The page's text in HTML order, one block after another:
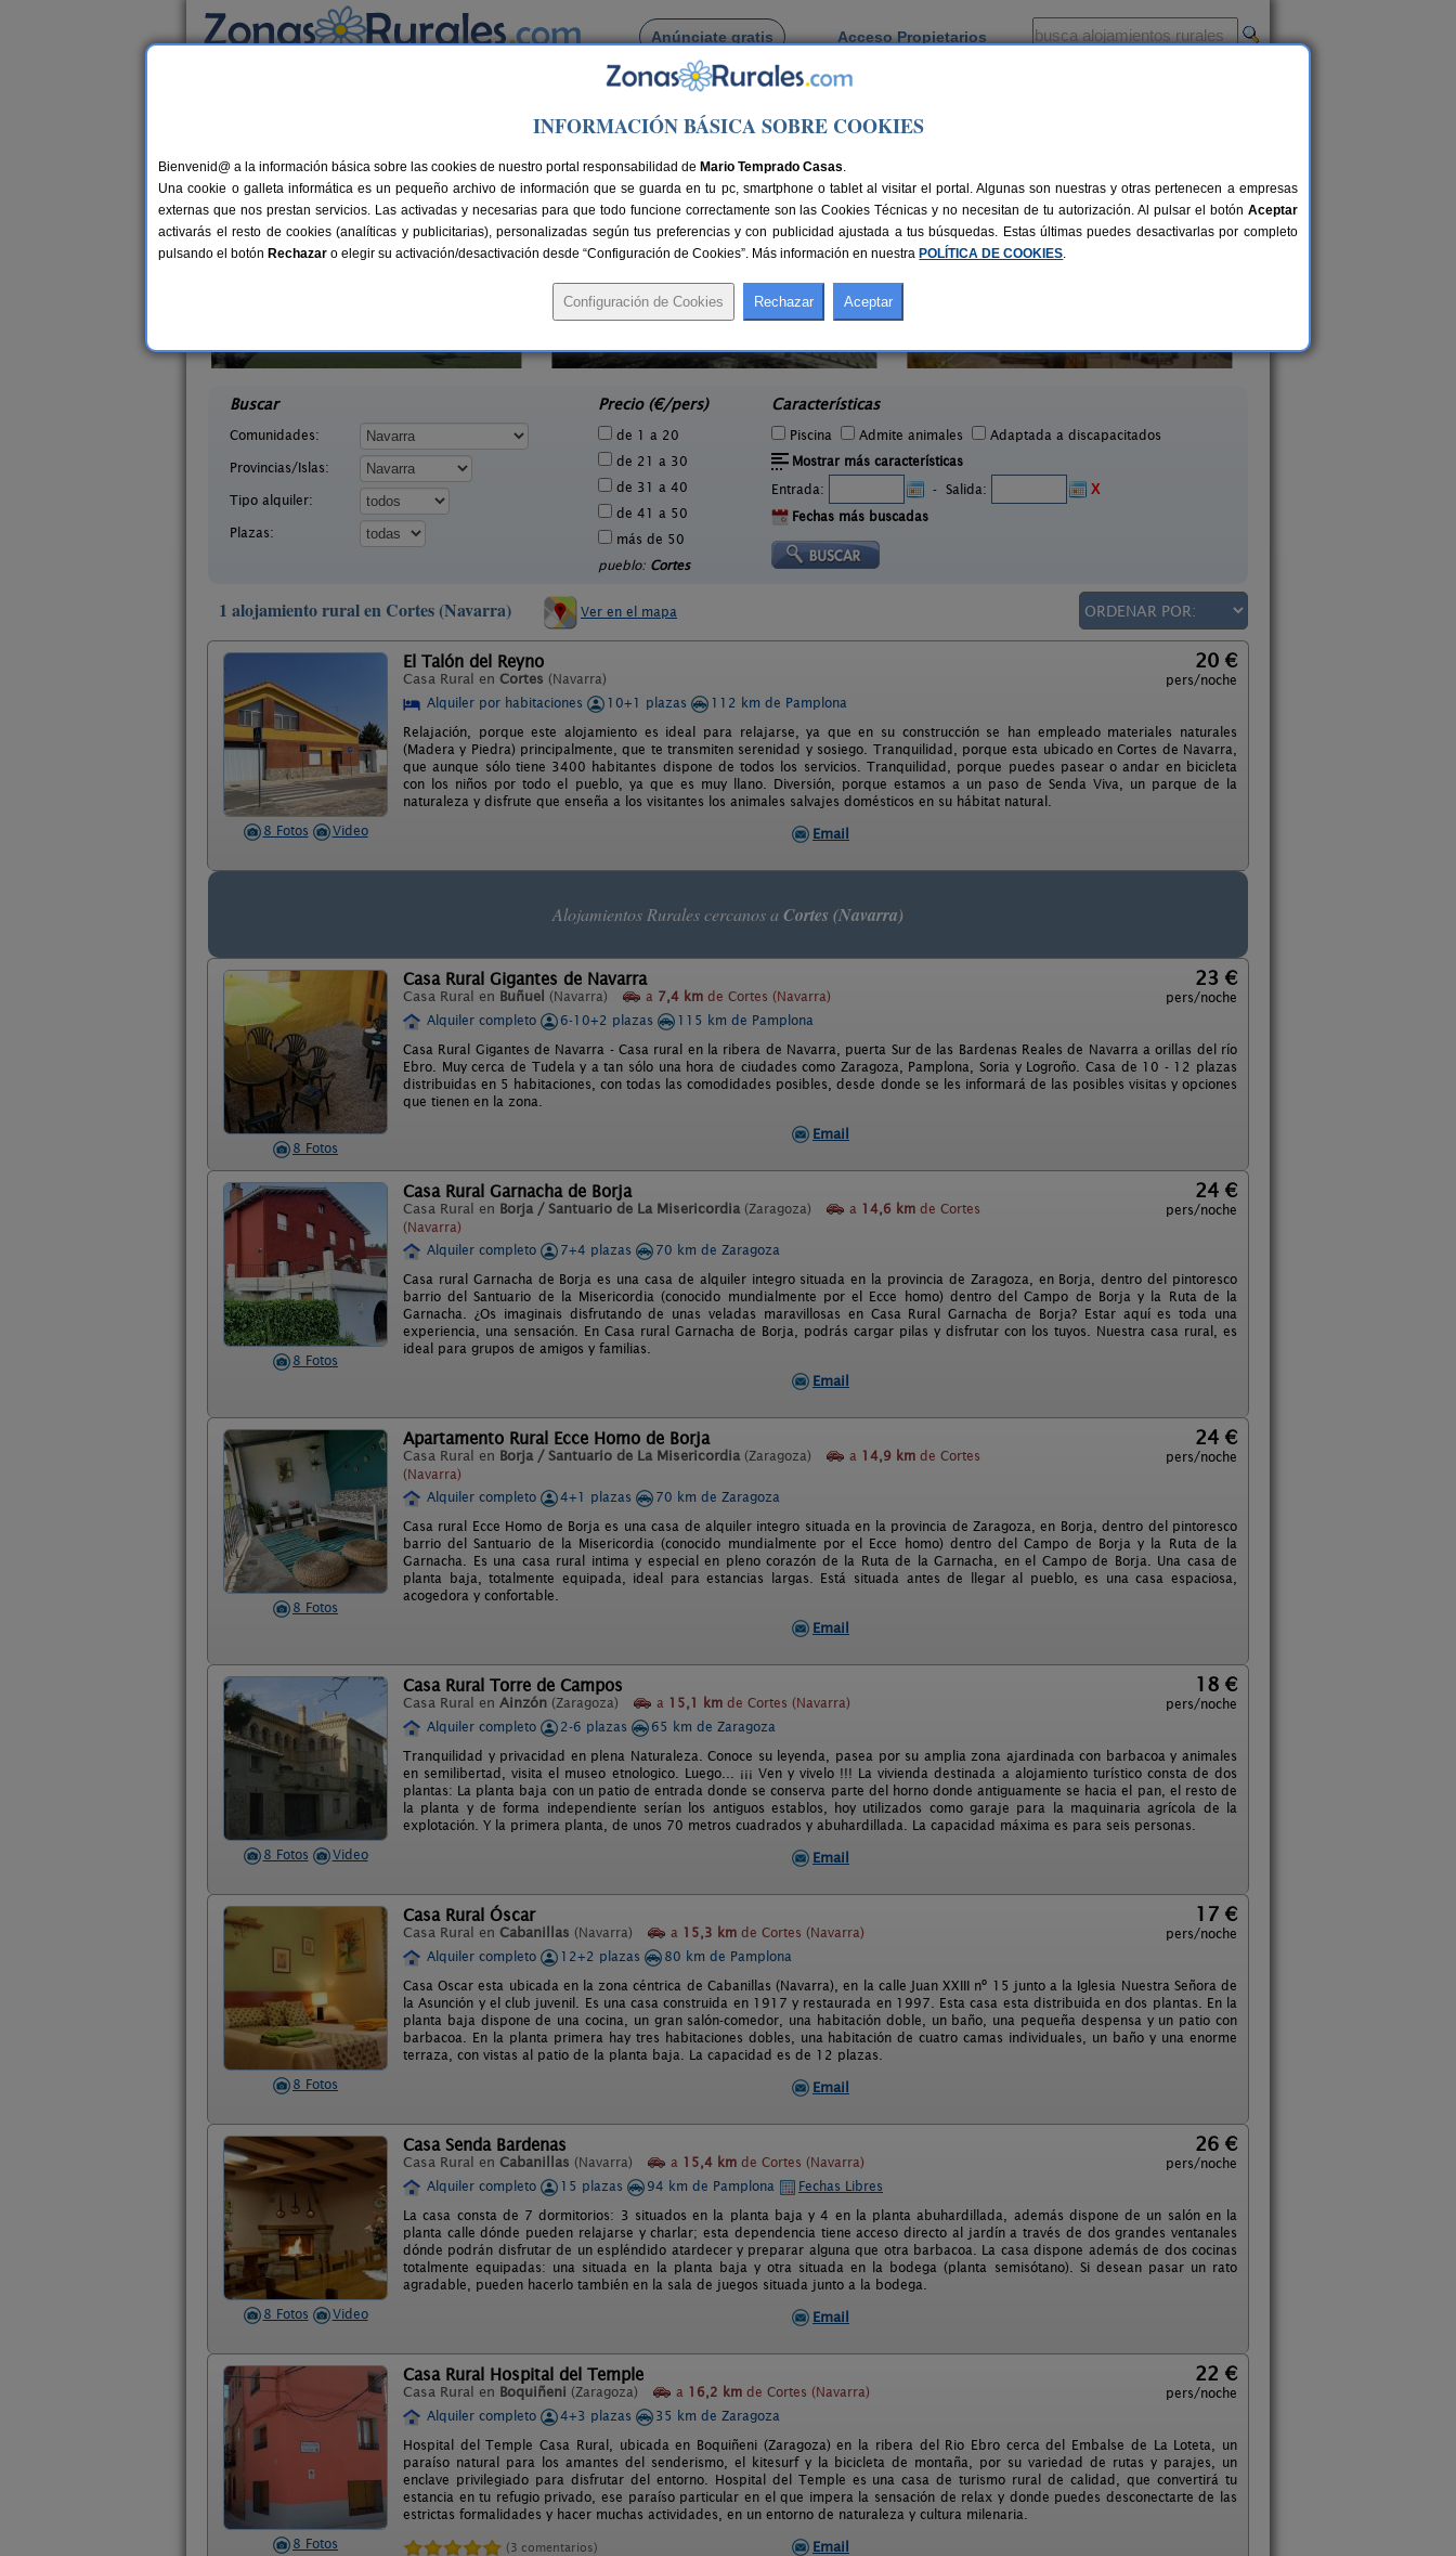
Anúnciate gratis Acceso Propietarios
Busca por pueblo
Casas Rurales en Cortes
36 €
Casa Rural Haitzetxea
Buscar
Comunidades:
Provincias/Islas:
Tipo alquiler:
Plazas:
Precio (€/pers)
de 1 a 20
de 21 a 30
de 31 a 40
de 41 a 50
más de 50
pueblo: Cortes
Características
Piscina Admite animales
Adaptada a discapacitados
Mostrar más características
Entrada:
- Salida:
X
Fechas más buscadas
1 alojamiento rural en Cortes (Navarra) Ver en el mapa
8 Fotos Video
El Talón del Reyno
Casa Rural en Cortes (Navarra)
20 €
pers/noche
Alquiler por habitaciones
10+1 plazas
112 km de Pamplona
Relajación, porque este alojamiento es ideal para relajarse, ya que en su construcción se han empleado materiales naturales
(Madera y Piedra) principalmente, que te transmiten serenidad y sosiego. Tranquilidad, porque esta ubicado en Cortes de Navarra,
que aunque sólo tiene 3400 habitantes dispone de todos los servicios. Tranquilidad, porque puedes pasear o andar en bicicleta
con los niños por todo el pueblo, ya que es muy llano. Diversión, porque estamos a un paso de Senda Viva, un parque de la
naturaleza y disfrute que enseña a los visitantes los animales salvajes domésticos en su hábitat natural.
Email
Alojamientos Rurales cercanos a Cortes (Navarra)
8 Fotos
Casa Rural Gigantes de Navarra
Casa Rural en Buñuel (Navarra) a 7,4 km de Cortes (Navarra)
23 €
pers/noche
Alquiler completo
6-10+2 plazas
115 km de Pamplona
Casa Rural Gigantes de Navarra - Casa rural en la ribera de Navarra, puerta Sur de las Bardenas Reales de Navarra a orillas del río
Ebro. Muy cerca de Tudela y a tan sólo una hora de ciudades como Zaragoza, Pamplona, Soria y Logroño. Casa de 10 - 12 plazas
distribuidas en 5 habitaciones, con todas las comodidades posibles, desde donde se les informará de las posibles visitas y opciones
que tienen en la zona.
Email
8 Fotos
Casa Rural Garnacha de Borja
Casa Rural en Borja / Santuario de La Misericordia (Zaragoza) a 14,6 km de Cortes
(Navarra)
24 €
pers/noche
Alquiler completo 7+4 plazas
70 km de Zaragoza
Casa rural Garnacha de Borja es una casa de alquiler integro situada en la provincia de Zaragoza, en Borja, dentro del pintoresco
barrio del Santuario de la Misericordia (conocido mundialmente por el Ecce homo) dentro del Campo de Borja y la Ruta de la
Garnacha. ¿Os imaginais disfrutando de unas veladas maravillosas en Casa Rural Garnacha de Borja? Estar aquí es toda una
experiencia, una sensación. En Casa rural Garnacha de Borja, podrás cargar pilas y disfrutar con los tuyos. Nuestra casa rural, es
ideal para grupos de amigos y familias.
Email
8 Fotos
Apartamento Rural Ecce Homo de Borja
Casa Rural en Borja / Santuario de La Misericordia (Zaragoza) a 14,9 km de Cortes
(Navarra)
24 €
pers/noche
Alquiler completo 4+1 plazas
70 km de Zaragoza
Casa rural Ecce Homo de Borja es una casa de alquiler integro situada en la provincia de Zaragoza, en Borja, dentro del pintoresco
barrio del Santuario de la Misericordia (conocido mundialmente por el Ecce homo) dentro del Campo de Borja y la Ruta de la
Garnacha. Es una casa rural intima y especial en pleno corazón de la Ruta de la Garnacha, en el Campo de Borja. Una casa de
planta baja, totalmente equipada, ideal para estancias largas. Está situada antes de llegar al pueblo, es una casa espaciosa,
acogedora y confortable.
Email
8 Fotos Video
Casa Rural Torre de Campos
Casa Rural en Ainzón (Zaragoza) a 15,1 km de Cortes (Navarra)
18 €
pers/noche
Alquiler completo
2-6 plazas
65 km de Zaragoza
Tranquilidad y privacidad en plena Naturaleza. Conoce su leyenda, pasea por su amplia zona ajardinada con barbacoa y animales
en semilibertad, visita el museo etnologico. Luego... ¡¡¡ Ven y vivelo !!! La vivienda destinada a alojamiento turístico consta de dos
plantas: La planta baja con un patio de entrada donde se conserva parte del horno donde antiguamente se hacia el pan, el resto de
la planta y de forma independiente serían los antiguos establos, hoy utilizados como garaje para la maquinaria agrícola de la
explotación. Y la primera planta, de unos 70 metros cuadrados y abuhardillada. La capacidad máxima es para seis personas.
Email
8 Fotos
Casa Rural Óscar
Casa Rural en Cabanillas (Navarra) a 15,3 km de Cortes (Navarra)
17 €
pers/noche
Alquiler completo
12+2 plazas
80 km de Pamplona
Casa Oscar esta ubicada en la zona céntrica de Cabanillas (Navarra), en la calle Juan XXIII nº 15 junto a la Iglesia Nuestra Señora de
la Asunción y el club juvenil. Es una casa construida en 1917 y restaurada en 1997. Esta casa esta distribuida en dos plantas. En la
planta baja dispone de una cocina, un gran salón-comedor, una habitación doble, un baño, una pequeña despensa y un patio con
barbacoa. En la planta primera hay tres habitaciones dobles, una habitación de cuatro camas individuales, un baño y una enorme
terraza, con vistas al patio de la planta baja. La capacidad es de 12 plazas.
Email
8 Fotos Video
Casa Senda Bardenas
Casa Rural en Cabanillas (Navarra) a 15,4 km de Cortes (Navarra)
26 €
pers/noche
Alquiler completo
15 plazas 94 km de Pamplona
Fechas Libres
La casa consta de 7 dormitorios: 3 situados en la planta baja y 4 en la planta abuhardillada, además dispone de un salón en la
planta calle dónde pueden relajarse y charlar; esta dependencia tiene acceso directo al jardín a través de dos grandes ventanales
dónde podrán disfrutar de un espléndido atardecer y preparar alguna que otra barbacoa. La casa dispone además de dos cocinas
totalmente equipadas: una situada en la planta baja y otra situada en la bodega (planta semisótano). Si desean pasar un rato
agradable, pueden hacerlo también en la sala de juegos situada junto a la bodega.
Email
8 Fotos
Casa Rural Hospital del Temple
Casa Rural en Boquiñeni (Zaragoza) a 16,2 km de Cortes (Navarra)
22 €
pers/noche
Alquiler completo
4+3 plazas
35 km de Zaragoza
Hospital del Temple Casa Rural, ubicada en Boquiñeni (Zaragoza) en la ribera del Rio Ebro cerca del Embalse de La Loteta, un
paraíso natural para los amantes del senderismo, el kitesurf y la bicicleta de montaña, por su variedad de rutas y parajes, un
enclave privilegiado para disfrutar del entorno. Hospital del Temple es una casa de turismo rural de calidad, que convertirá tu
estancia en tu refugio privado, ese paraíso particular en el que impera la sensación de relax y donde puedes desconectarte de las
estrictas formalidades y hacer muchas actividades, en un entorno de naturaleza y cultura milenaria.
(3 comentarios) Email
INFORMACIÓN BÁSICA SOBRE COOKIES
Bienvenid@ a la información básica sobre las cookies de nuestro portal responsabilidad de Mario Temprado Casas.
Una cookie o galleta informática es un pequeño archivo de información que se guarda en tu pc, smartphone o tablet al visitar el portal. Algunas son nuestras y otras pertenecen a empresas
externas que nos prestan servicios. Las activadas y necesarias para que todo funcione correctamente son las Cookies Técnicas y no necesitan de tu autorización. Al pulsar el botón Aceptar
activarás el resto de cookies (analíticas y publicitarias), personalizadas según tus preferencias y con publicidad ajustada a tus búsquedas. Estas últimas puedes desactivarlas por completo
pulsando el botón Rechazar o elegir su activación/desactivación desde “Configuración de Cookies”. Más información en nuestra POLÍTICA DE COOKIES.